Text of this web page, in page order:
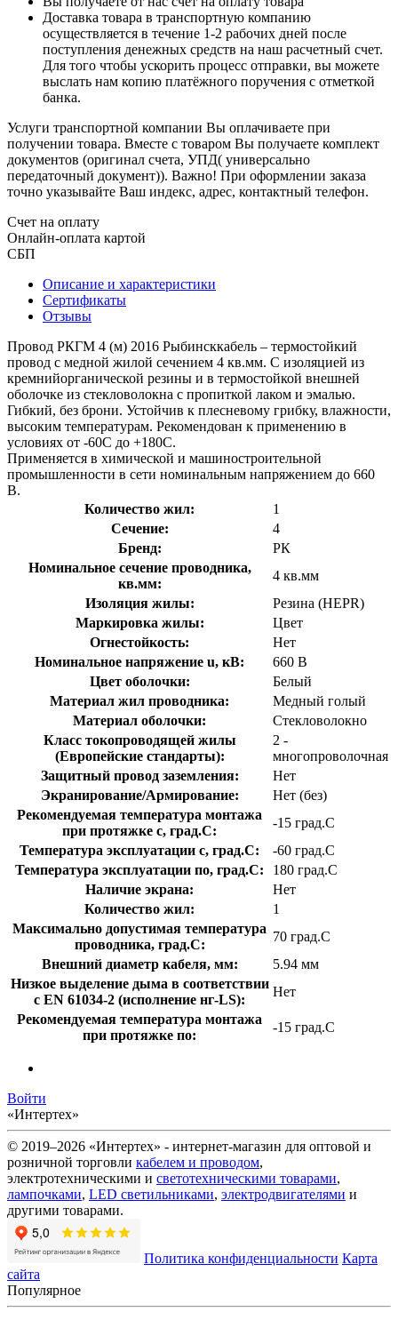
Доставка товара в транспортную компанию
осуществляется в течение 1-2 рабочих дней после
поступления денежных средств на наш расчетный счет.
Для того чтобы ускорить процесс отправки, вы можете
выслать нам копию платёжного поручения с отметкой
банка.
Услуги транспортной компании Вы оплачиваете при
получении товара. Вместе с товаром Вы получаете комплект
документов (оригинал счета, УПД( универсально
передаточный документ)). Важно! При оформлении заказа
точно указывайте Ваш индекс, адрес, контактный телефон.
Счет на оплату
Онлайн-оплата картой
СБП
Описание и характеристики
Сертификаты
Отзывы
Провод РКГМ 4 (м) 2016 Рыбинсккабель – термостойкий
провод с медной жилой сечением 4 кв.мм. С изоляцией из
кремнийорганической резины и в термостойкой внешней
оболочке из стекловолокна с пропиткой лаком и эмалью.
Гибкий, без брони. Устойчив к плесневому грибку, влажности,
высоким температурам. Рекомендован к применению в
условиях от -60С до +180С.
Применяется в химической и машиностроительной
промышленности в сети номинальным напряжением до 660
В.
Количество жил:
1
Сечение:
4
Бренд:
РК
Номинальное сечение проводника,
кв.мм:
4 кв.мм
Изоляция жилы:
Резина (HEPR)
Маркировка жилы:
Цвет
Огнестойкость:
Нет
Номинальное напряжение u, кВ:
660 В
Цвет оболочки:
Белый
Материал жил проводника:
Медный голый
Материал оболочки:
Стекловолокно
Класс токопроводящей жилы
(Европейские стандарты):
2 -
многопроволочная
Защитный провод заземления:
Нет
Экранирование/Армирование:
Нет (без)
Рекомендуемая температура монтажа
при протяжке с, град.C:
-15 град.C
Температура эксплуатации с, град.C:
-60 град.C
Температура эксплуатации по, град.C:
180 град.C
Наличие экрана:
Нет
Количество жил:
1
Максимально допустимая температура
проводника, град.C:
70 град.C
Внешний диаметр кабеля, мм:
5.94 мм
Низкое выделение дыма в соответствии
с EN 61034-2 (исполнение нг-LS):
Нет
Рекомендуемая температура монтажа
при протяжке по:
-15 град.C
Войти
«Интертех»
© 2019–2026 «Интертех» - интернет-магазин для оптовой и
розничной торговли кабелем и проводом,
электротехническими и светотехническими товарами,
лампочками, LED светильниками, электродвигателями и
другими товарами.
Политика конфиденциальности Карта
сайта
Популярное